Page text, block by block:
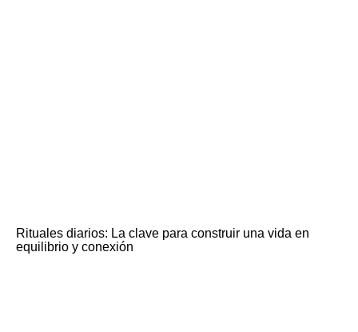
Rituales diarios: La clave para construir una vida en
equilibrio y conexión